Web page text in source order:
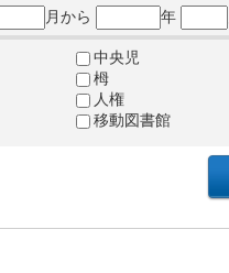
月から 年
中央児
栂
人権
移動図書館